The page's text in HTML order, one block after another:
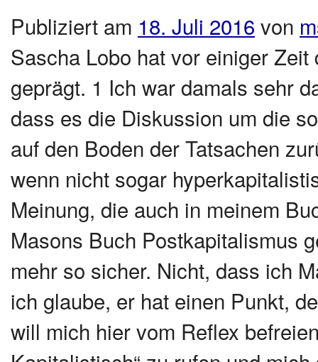
Publiziert am 18. Juli 2016 von
Sascha Lobo hat vor einiger
geprägt. 1 Ich war damals sehr
dass es die Diskussion um die
auf den Boden der Tatsachen
wenn nicht sogar
Meinung, die auch in meinem
Masons Buch Postkapitalismus
mehr so sicher. Nicht, dass ich
ich glaube, er hat einen Punkt,
will mich hier vom Reflex